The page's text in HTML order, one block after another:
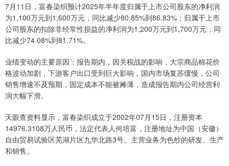
7月11日，富春染织预计2025年半年度归属于上市公司股东的净利润
为1,100万元到1,600万元，同比减少80.85%到86.83%；归属于上市
公司股东的扣除非经常性损益的净利润为1,200万元到1,700万元，同
比减少74.08%到81.71%。
业绩变动的主要原因：报告期内，因关税战的影响，大宗商品棉花价
格波动加剧，下游客户出口受到巨大影响，国内市场复苏缓慢，公司
销售增速不及预期，固定成本不能被摊薄，造成报告期内公司经营利
润大幅下滑。
天眼查资料显示，富春染织成立于2002年07月15日，注册资本
14976.3108万人民币，法定代表人何培富，注册地址为中国（安徽）
自由贸易试验区芜湖片区九华北路3号。主营业务为色纱的研发、生产
和销售。